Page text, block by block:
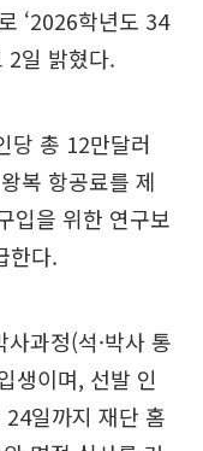
‘2026학년도 34
2일 밝혔다.
당 총 12만달러
복 항공료를 제
입을 위한 연구보
한다.
과정(석·박사 통
생이며, 선발 인
일까지 재단 홈